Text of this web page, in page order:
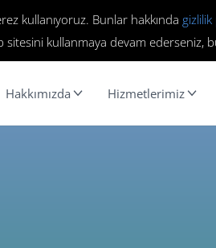
kullanıyoruz. Bunlar hakkında gizlilik
sitesini kullanmaya devam ederseniz,
Hakkımızda Hizmetlerimiz